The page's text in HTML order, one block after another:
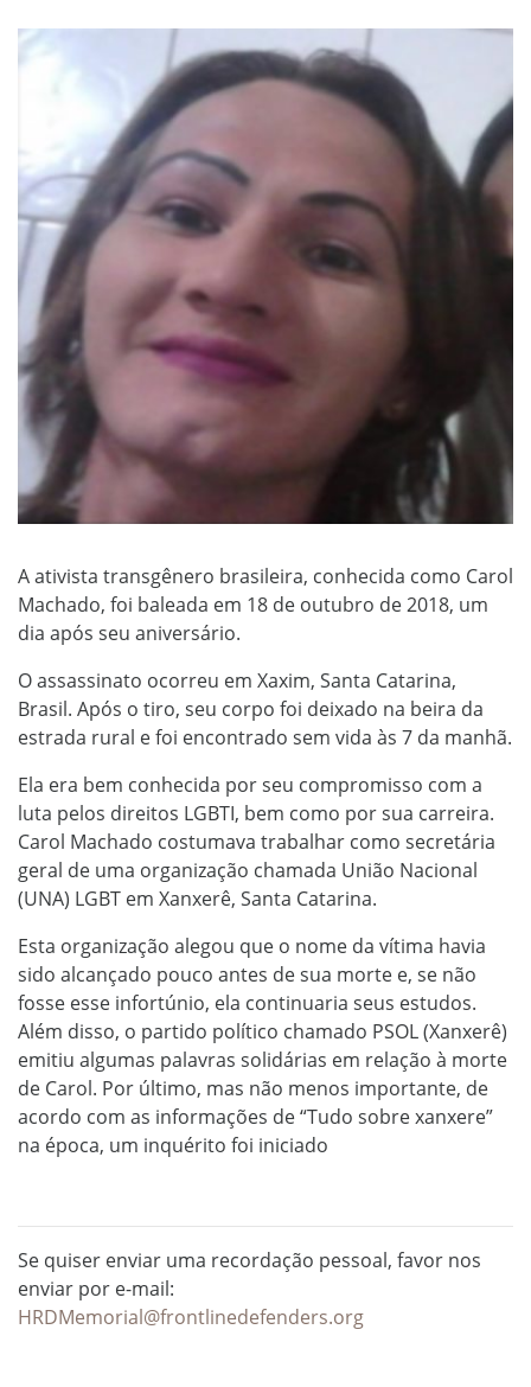
A ativista transgênero brasileira, conhecida como Carol
Machado, foi baleada em 18 de outubro de 2018, um
dia após seu aniversário.
O assassinato ocorreu em Xaxim, Santa Catarina,
Brasil. Após o tiro, seu corpo foi deixado na beira da
estrada rural e foi encontrado sem vida às 7 da manhã.
Ela era bem conhecida por seu compromisso com a
luta pelos direitos LGBTI, bem como por sua carreira.
Carol Machado costumava trabalhar como secretária
geral de uma organização chamada União Nacional
(UNA) LGBT em Xanxerê, Santa Catarina.
Esta organização alegou que o nome da vítima havia
sido alcançado pouco antes de sua morte e, se não
fosse esse infortúnio, ela continuaria seus estudos.
Além disso, o partido político chamado PSOL (Xanxerê)
emitiu algumas palavras solidárias em relação à morte
de Carol. Por último, mas não menos importante, de
acordo com as informações de “Tudo sobre xanxere”
na época, um inquérito foi iniciado
Se quiser enviar uma recordação pessoal, favor nos
enviar por e-mail:
HRDMemorial@frontlinedefenders.org